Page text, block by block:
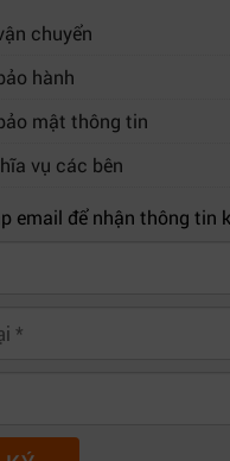
chuyển
hành
mật thông tin
vụ các bên
email để nhận thông tin